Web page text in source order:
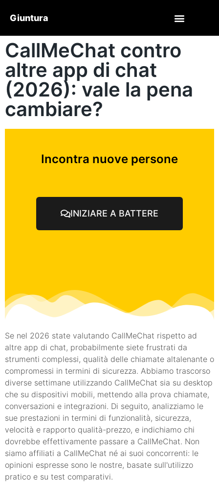
Giuntura
CallMeChat contro
altre app di chat
(2026): vale la pena
cambiare?
Incontra nuove persone
INIZIARE A BATTERE
Se nel 2026 state valutando CallMeChat rispetto ad
altre app di chat, probabilmente siete frustrati da
strumenti complessi, qualità delle chiamate altalenante o
compromessi in termini di sicurezza. Abbiamo trascorso
diverse settimane utilizzando CallMeChat sia su desktop
che su dispositivi mobili, mettendo alla prova chiamate,
conversazioni e integrazioni. Di seguito, analizziamo le
sue prestazioni in termini di funzionalità, sicurezza,
velocità e rapporto qualità-prezzo, e indichiamo chi
dovrebbe effettivamente passare a CallMeChat. Non
siamo affiliati a CallMeChat né ai suoi concorrenti: le
opinioni espresse sono le nostre, basate sull'utilizzo
pratico e su test comparativi.